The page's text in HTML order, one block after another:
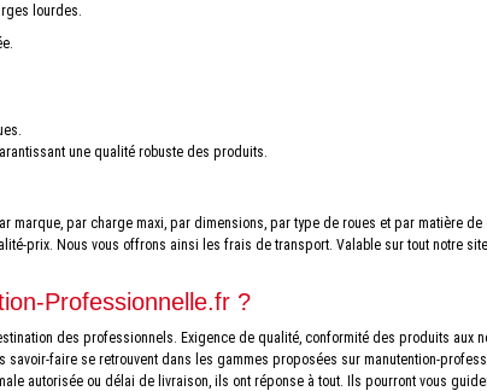
lourdes.
une qualité robuste des produits.
par charge maxi, par dimensions, par type de roues et par matière de
prix. Nous vous offrons ainsi les frais de transport. Valable sur tout notre
Professionnelle.fr ?
des professionnels. Exigence de qualité, conformité des produits aux
faire se retrouvent dans les gammes proposées sur manutention-
autorisée ou délai de livraison, ils ont réponse à tout. Ils pourront vous